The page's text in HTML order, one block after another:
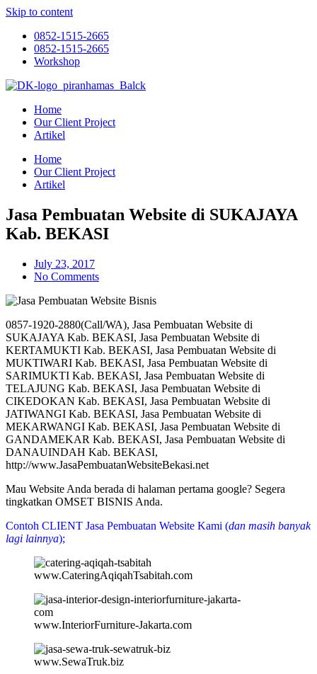
Skip to content
0852-1515-2665
0852-1515-2665
Workshop
Home
Our Client Project
Artikel
Home
Our Client Project
Artikel
Jasa Pembuatan Website di SUKAJAYA
Kab. BEKASI
July 23, 2017
No Comments
0857-1920-2880(Call/WA), Jasa Pembuatan Website di
SUKAJAYA Kab. BEKASI, Jasa Pembuatan Website di
KERTAMUKTI Kab. BEKASI, Jasa Pembuatan Website di
MUKTIWARI Kab. BEKASI, Jasa Pembuatan Website di
SARIMUKTI Kab. BEKASI, Jasa Pembuatan Website di
TELAJUNG Kab. BEKASI, Jasa Pembuatan Website di
CIKEDOKAN Kab. BEKASI, Jasa Pembuatan Website di
JATIWANGI Kab. BEKASI, Jasa Pembuatan Website di
MEKARWANGI Kab. BEKASI, Jasa Pembuatan Website di
GANDAMEKAR Kab. BEKASI, Jasa Pembuatan Website di
DANAUINDAH Kab. BEKASI,
http://www.JasaPembuatanWebsiteBekasi.net
Mau Website Anda berada di halaman pertama google? Segera
tingkatkan OMSET BISNIS Anda.
Contoh CLIENT Jasa Pembuatan Website Kami (dan masih banyak
lagi lainnya);
www.CateringAqiqahTsabitah.com
www.InteriorFurniture-Jakarta.com
www.SewaTruk.biz